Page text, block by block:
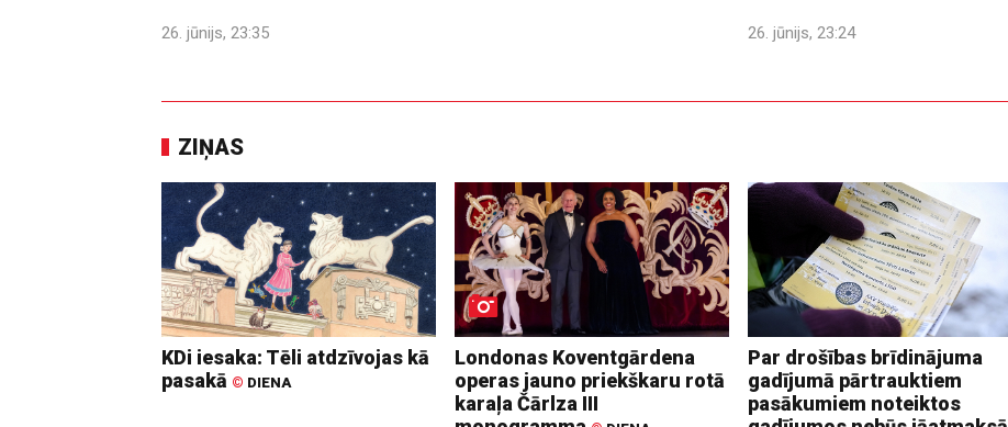
26. jūnijs, 23:35 26. jūnijs, 23:24
ZIŅAS
KDi iesaka: Tēli atdzīvojas kā
pasakā © DIENA
Londonas Koventgārdena
operas jauno priekškaru rotā
karaļa Čārlza III
Par drošības brīdinājuma
gadījumā pārtrauktiem
pasākumiem noteiktos